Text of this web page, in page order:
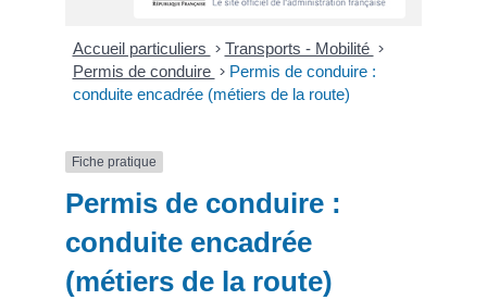
Accueil particuliers > Transports - Mobilité >
Permis de conduire > Permis de conduire :
conduite encadrée (métiers de la route)
Fiche pratique
Permis de conduire :
conduite encadrée
(métiers de la route)